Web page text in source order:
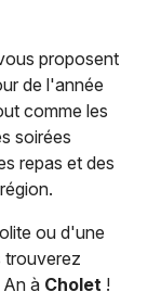
proposent
de l'année
comme les
soirées
repas et des
ou d'une
trouverez
à Cholet !